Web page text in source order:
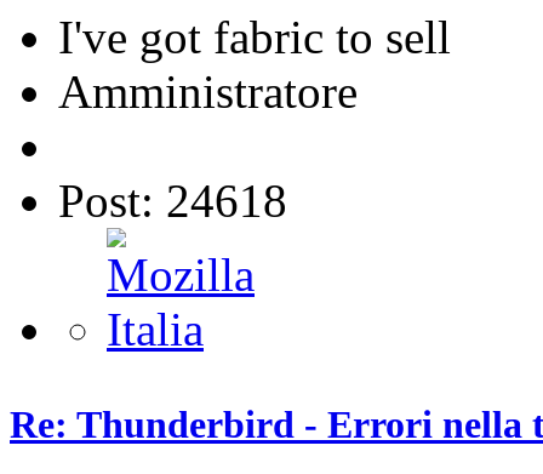
I've got fabric to sell
Amministratore
Post: 24618
Re: Thunderbird - Errori nella